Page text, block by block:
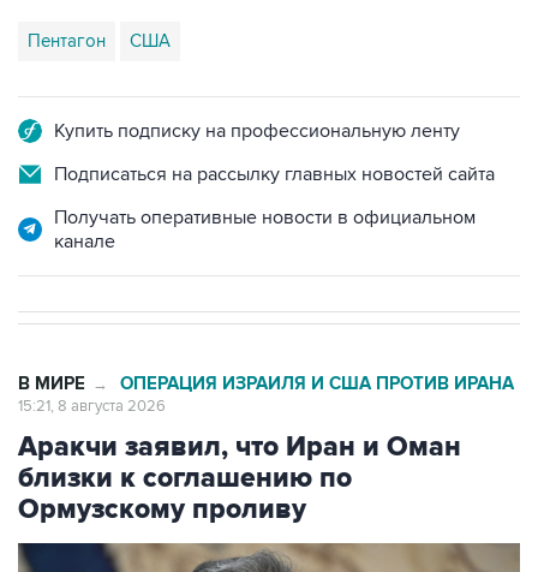
Пентагон США
Купить подписку на профессиональную ленту
Подписаться на рассылку главных новостей сайта
Получать оперативные новости в официальном
канале
В МИРЕ → ОПЕРАЦИЯ ИЗРАИЛЯ И США ПРОТИВ ИРАНА
15:21, 8 августа 2026
Аракчи заявил, что Иран и Оман
близки к соглашению по
Ормузскому проливу